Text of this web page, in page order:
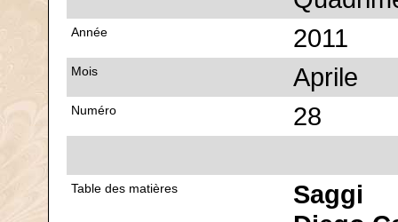
Année 2011
Mois Aprile
Numéro 28
Table des matières
Saggi